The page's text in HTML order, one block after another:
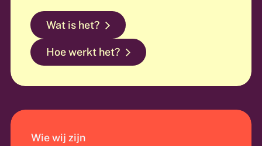
Wat is het?
Hoe werkt het?
Wie wij zijn